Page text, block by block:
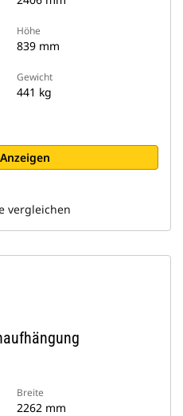
Höhe
839 mm
Gewicht
441 kg
vergleichen
Breite
2262 mm